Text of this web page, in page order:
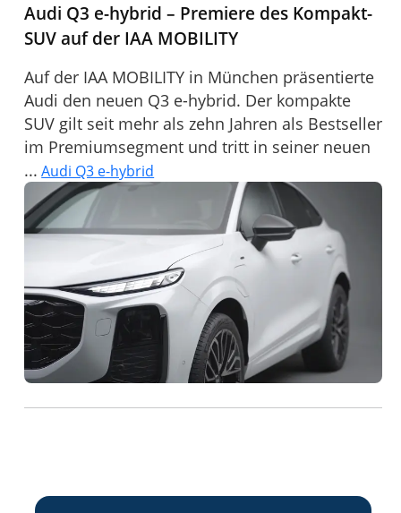
Audi Q3 e-hybrid – Premiere des Kompakt-
SUV auf der IAA MOBILITY
Auf der IAA MOBILITY in München präsentierte
Audi den neuen Q3 e-hybrid. Der kompakte
SUV gilt seit mehr als zehn Jahren als Bestseller
im Premiumsegment und tritt in seiner neuen
... Audi Q3 e-hybrid